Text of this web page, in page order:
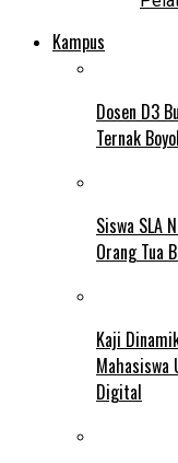
Kampus
Dosen D3
Ternak
Siswa SLA
Orang Tua
Kaji
Digital